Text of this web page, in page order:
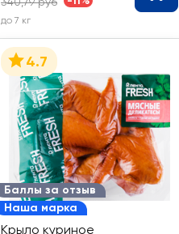
до 7 кг
Баллы за отзыв
Наша марка
4.7
Крыло куриное